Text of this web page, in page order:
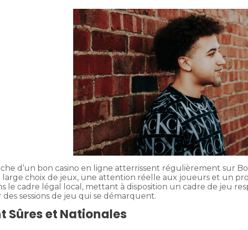
d’un bon casino en ligne atterrissent régulièrement sur
large choix de jeux, une attention réelle aux joueurs et un
le cadre légal local, mettant à disposition un cadre de jeu
sessions de jeu qui se démarquent.
Sûres et Nationales